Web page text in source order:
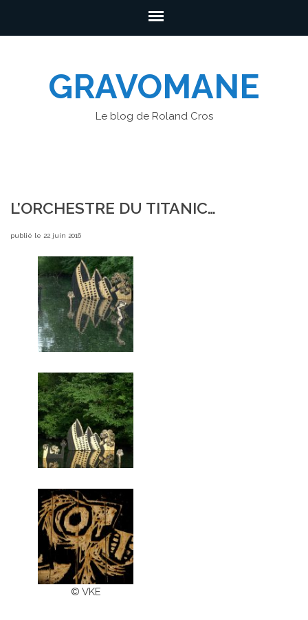
GRAVOMANE
Le blog de Roland Cros
L’ORCHESTRE DU TITANIC…
publié le 22 juin 2016
© VKE